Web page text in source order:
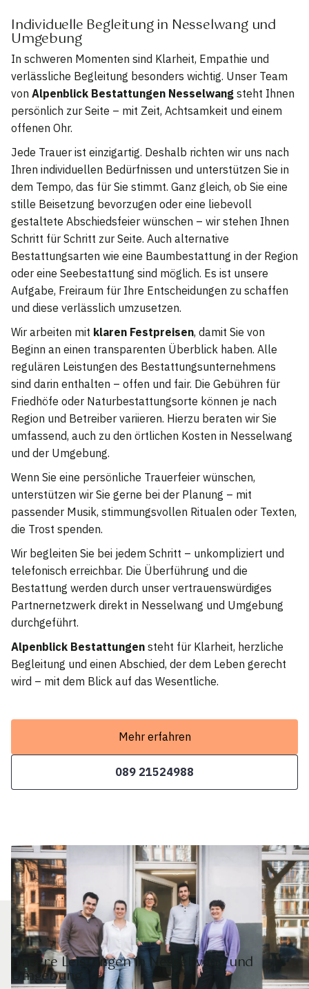
Individuelle Begleitung in Nesselwang und
Umgebung
In schweren Momenten sind Klarheit, Empathie und
verlässliche Begleitung besonders wichtig. Unser Team
von Alpenblick Bestattungen Nesselwang steht Ihnen
persönlich zur Seite – mit Zeit, Achtsamkeit und einem
offenen Ohr.
Jede Trauer ist einzigartig. Deshalb richten wir uns nach
Ihren individuellen Bedürfnissen und unterstützen Sie in
dem Tempo, das für Sie stimmt. Ganz gleich, ob Sie eine
stille Beisetzung bevorzugen oder eine liebevoll
gestaltete Abschiedsfeier wünschen – wir stehen Ihnen
Schritt für Schritt zur Seite. Auch alternative
Bestattungsarten wie eine Baumbestattung in der Region
oder eine Seebestattung sind möglich. Es ist unsere
Aufgabe, Freiraum für Ihre Entscheidungen zu schaffen
und diese verlässlich umzusetzen.
Wir arbeiten mit klaren Festpreisen, damit Sie von
Beginn an einen transparenten Überblick haben. Alle
regulären Leistungen des Bestattungsunternehmens
sind darin enthalten – offen und fair. Die Gebühren für
Friedhöfe oder Naturbestattungsorte können je nach
Region und Betreiber variieren. Hierzu beraten wir Sie
umfassend, auch zu den örtlichen Kosten in Nesselwang
und der Umgebung.
Wenn Sie eine persönliche Trauerfeier wünschen,
unterstützen wir Sie gerne bei der Planung – mit
passender Musik, stimmungsvollen Ritualen oder Texten,
die Trost spenden.
Wir begleiten Sie bei jedem Schritt – unkompliziert und
telefonisch erreichbar. Die Überführung und die
Bestattung werden durch unser vertrauenswürdiges
Partnernetzwerk direkt in Nesselwang und Umgebung
durchgeführt.
Alpenblick Bestattungen steht für Klarheit, herzliche
Begleitung und einen Abschied, der dem Leben gerecht
wird – mit dem Blick auf das Wesentliche.
Mehr erfahren
089 21524988
Unsere Leistungen in Nesselwang und
Umgebung